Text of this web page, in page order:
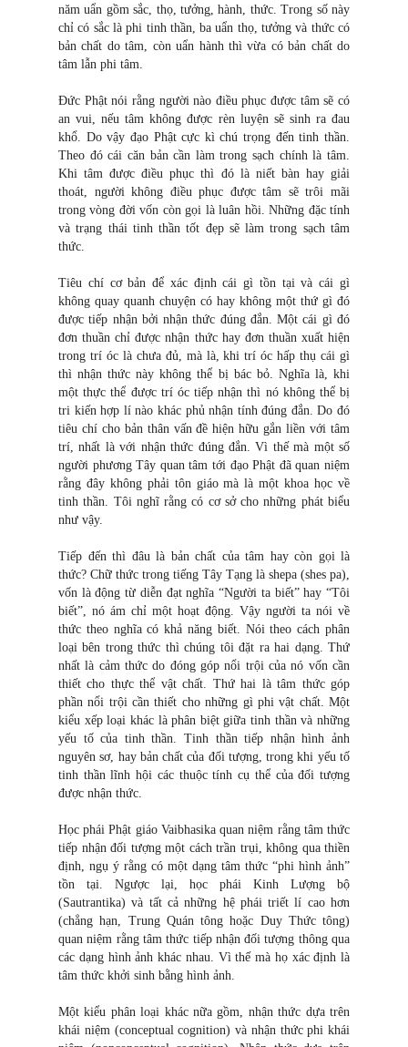
năm uẩn gồm sắc, thọ, tưởng, hành, thức. Trong số này
chỉ có sắc là phi tinh thần, ba uẩn thọ, tưởng và thức có
bản chất do tâm, còn uẩn hành thì vừa có bản chất do
tâm lẫn phi tâm.
Đức Phật nói rằng người nào điều phục được tâm sẽ có
an vui, nếu tâm không được rèn luyện sẽ sinh ra đau
khổ. Do vậy đạo Phật cực kì chú trọng đến tinh thần.
Theo đó cái căn bản cần làm trong sạch chính là tâm.
Khi tâm được điều phục thì đó là niết bàn hay giải
thoát, người không điều phục được tâm sẽ trôi mãi
trong vòng đời vốn còn gọi là luân hồi. Những đặc tính
và trạng thái tinh thần tốt đẹp sẽ làm trong sạch tâm
thức.
Tiêu chí cơ bản để xác định cái gì tồn tại và cái gì
không quay quanh chuyện có hay không một thứ gì đó
được tiếp nhận bởi nhận thức đúng đắn. Một cái gì đó
đơn thuần chỉ được nhận thức hay đơn thuần xuất hiện
trong trí óc là chưa đủ, mà là, khi trí óc hấp thụ cái gì
thì nhận thức này không thể bị bác bỏ. Nghĩa là, khi
một thực thể được trí óc tiếp nhận thì nó không thể bị
tri kiến hợp lí nào khác phủ nhận tính đúng đắn. Do đó
tiêu chí cho bản thân vấn đề hiện hữu gắn liền với tâm
trí, nhất là với nhận thức đúng đắn. Vì thế mà một số
người phương Tây quan tâm tới đạo Phật đã quan niệm
rằng đây không phải tôn giáo mà là một khoa học về
tinh thần. Tôi nghĩ rằng có cơ sở cho những phát biểu
như vậy.
Tiếp đến thì đâu là bản chất của tâm hay còn gọi là
thức? Chữ thức trong tiếng Tây Tạng là shepa (shes pa),
vốn là động từ diễn đạt nghĩa “Người ta biết” hay “Tôi
biết”, nó ám chỉ một hoạt động. Vậy người ta nói về
thức theo nghĩa có khả năng biết. Nói theo cách phân
loại bên trong thức thì chúng tôi đặt ra hai dạng. Thứ
nhất là cảm thức do đóng góp nổi trội của nó vốn cần
thiết cho thực thể vật chất. Thứ hai là tâm thức góp
phần nổi trội cần thiết cho những gì phi vật chất. Một
kiểu xếp loại khác là phân biệt giữa tinh thần và những
yếu tố của tinh thần. Tinh thần tiếp nhận hình ảnh
nguyên sơ, hay bản chất của đối tượng, trong khi yếu tố
tinh thần lĩnh hội các thuộc tính cụ thể của đối tượng
được nhận thức.
Học phái Phật giáo Vaibhasika quan niệm rằng tâm thức
tiếp nhận đối tượng một cách trần trụi, không qua thiền
định, ngụ ý rằng có một dạng tâm thức “phi hình ảnh”
tồn tại. Ngược lại, học phái Kinh Lượng bộ
(Sautrantika) và tất cả những hệ phái triết lí cao hơn
(chẳng hạn, Trung Quán tông hoặc Duy Thức tông)
quan niệm rằng tâm thức tiếp nhận đối tượng thông qua
các dạng hình ảnh khác nhau. Vì thế mà họ xác định là
tâm thức khởi sinh bằng hình ảnh.
Một kiểu phân loại khác nữa gồm, nhận thức dựa trên
khái niệm (conceptual cognition) và nhận thức phi khái